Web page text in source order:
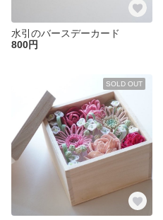
水引のバースデーカード
800円
SOLD OUT